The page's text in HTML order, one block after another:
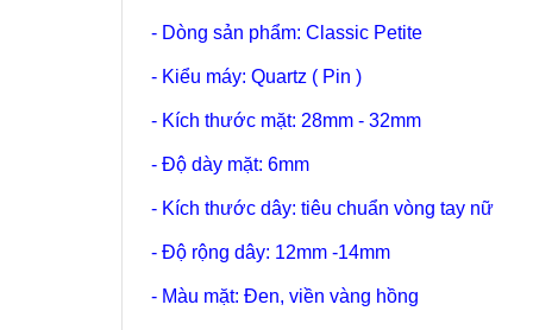
- Dòng sản phẩm: Classic Petite
- Kiểu máy: Quartz ( Pin )
- Kích thước mặt: 28mm - 32mm
- Độ dày mặt: 6mm
- Kích thước dây: tiêu chuẩn vòng tay nữ
- Độ rộng dây: 12mm -14mm
- Màu mặt: Đen, viền vàng hồng